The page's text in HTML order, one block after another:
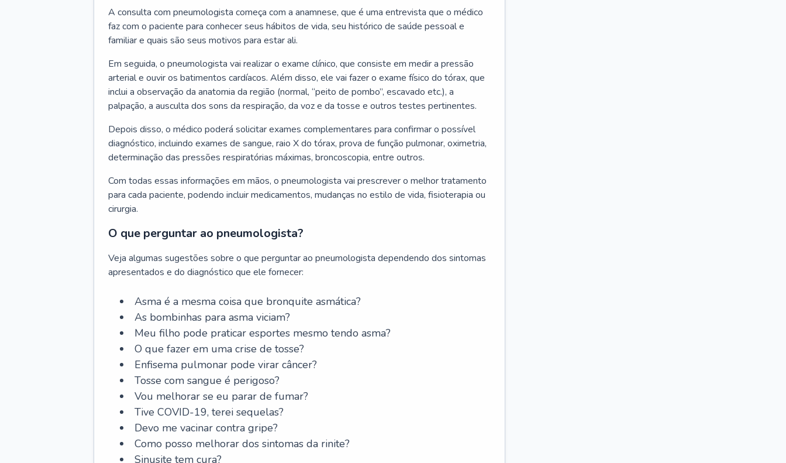
A consulta com pneumologista começa com a anamnese, que é uma entrevista que o médico
faz com o paciente para conhecer seus hábitos de vida, seu histórico de saúde pessoal e
familiar e quais são seus motivos para estar ali.
Em seguida, o pneumologista vai realizar o exame clínico, que consiste em medir a pressão
arterial e ouvir os batimentos cardíacos. Além disso, ele vai fazer o exame físico do tórax, que
inclui a observação da anatomia da região (normal, “peito de pombo”, escavado etc.), a
palpação, a ausculta dos sons da respiração, da voz e da tosse e outros testes pertinentes.
Depois disso, o médico poderá solicitar exames complementares para confirmar o possível
diagnóstico, incluindo exames de sangue, raio X do tórax, prova de função pulmonar, oximetria,
determinação das pressões respiratórias máximas, broncoscopia, entre outros.
Com todas essas informações em mãos, o pneumologista vai prescrever o melhor tratamento
para cada paciente, podendo incluir medicamentos, mudanças no estilo de vida, fisioterapia ou
cirurgia.
O que perguntar ao pneumologista?
Veja algumas sugestões sobre o que perguntar ao pneumologista dependendo dos sintomas
apresentados e do diagnóstico que ele fornecer:
Asma é a mesma coisa que bronquite asmática?
As bombinhas para asma viciam?
Meu filho pode praticar esportes mesmo tendo asma?
O que fazer em uma crise de tosse?
Enfisema pulmonar pode virar câncer?
Tosse com sangue é perigoso?
Vou melhorar se eu parar de fumar?
Tive COVID-19, terei sequelas?
Devo me vacinar contra gripe?
Como posso melhorar dos sintomas da rinite?
Sinusite tem cura?